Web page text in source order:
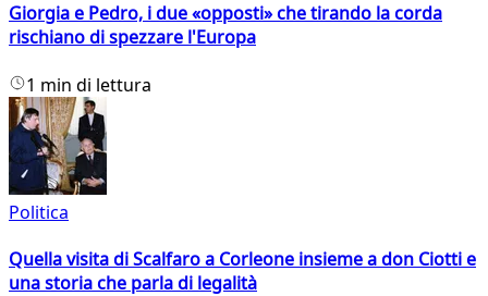
Giorgia e Pedro, i due «opposti» che tirando la corda
rischiano di spezzare l'Europa
1 min di lettura
Politica
Quella visita di Scalfaro a Corleone insieme a don Ciotti e
una storia che parla di legalità